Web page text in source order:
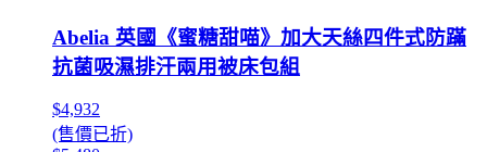
Abelia 英國《蜜糖甜喵》加大天絲四件式防蹣
抗菌吸濕排汗兩用被床包組
$4,932
(售價已折)